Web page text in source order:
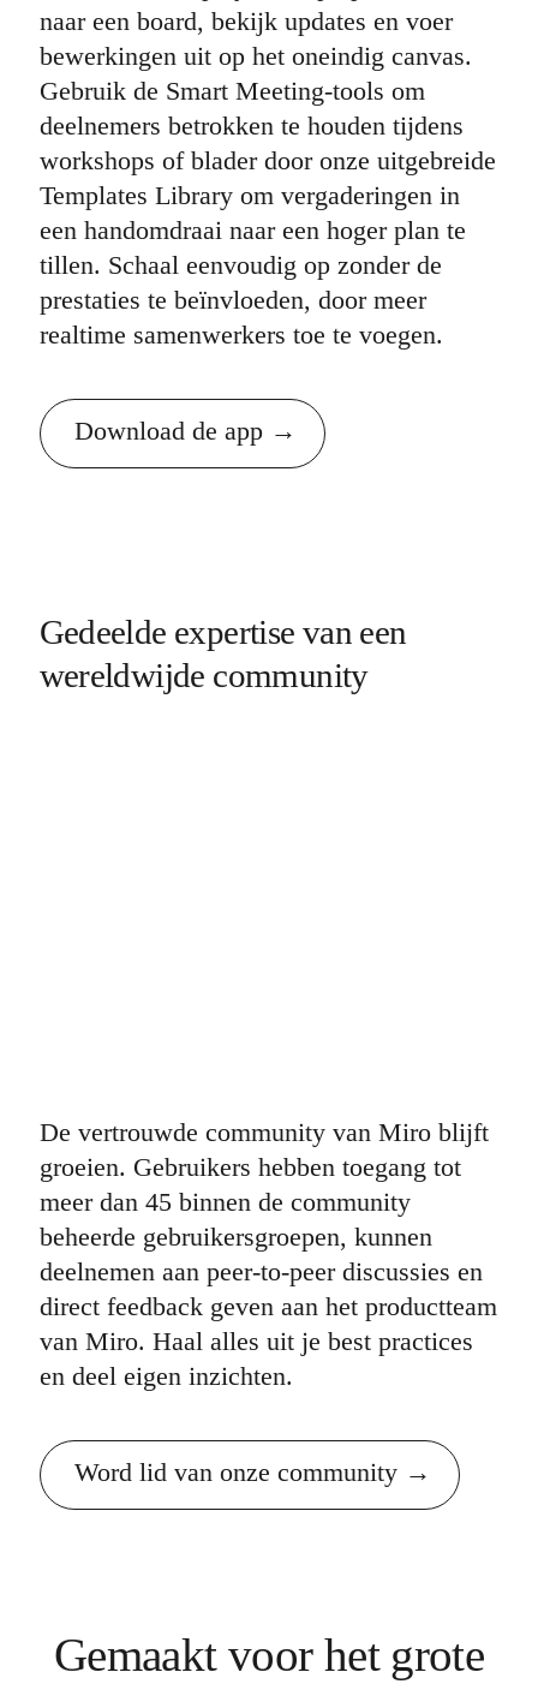
naar een board, bekijk updates en voer
bewerkingen uit op het oneindig canvas.
Gebruik de Smart Meeting-tools om
deelnemers betrokken te houden tijdens
workshops of blader door onze uitgebreide
Templates Library om vergaderingen in
een handomdraai naar een hoger plan te
tillen. Schaal eenvoudig op zonder de
prestaties te beïnvloeden, door meer
realtime samenwerkers toe te voegen.
Download de app
De vertrouwde community van Miro blijft
groeien. Gebruikers hebben toegang tot
meer dan 45 binnen de community
beheerde gebruikersgroepen, kunnen
deelnemen aan peer-to-peer discussies en
direct feedback geven aan het productteam
van Miro. Haal alles uit je best practices
en deel eigen inzichten.
Word lid van onze community
Gedeelde expertise van een
wereldwijde community
Gemaakt voor het grote